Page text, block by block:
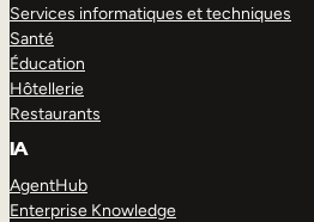
Services informatiques et techniques
Santé
Éducation
Hôtellerie
Restaurants
IA
AgentHub
Enterprise Knowledge